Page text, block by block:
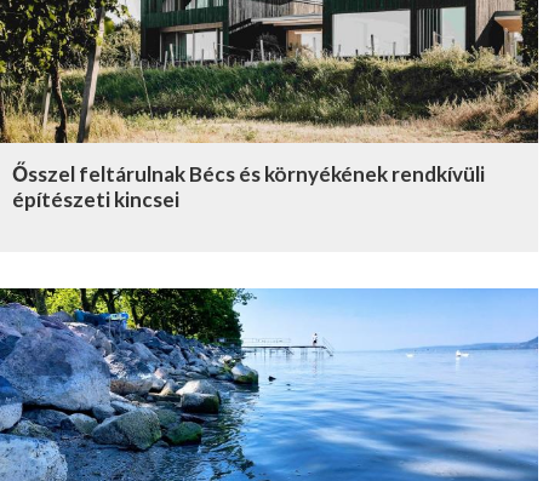
Ősszel feltárulnak Bécs és környékének rendkívüli
építészeti kincsei